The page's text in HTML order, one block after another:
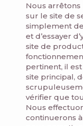
Nous
sur le site de
simplement
et d’essayer
site de
pertinent, il
site principal,
vérifier que
Nous
continuerons